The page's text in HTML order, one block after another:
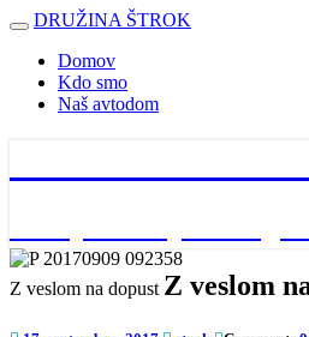
Toggle
navigation
DRUŽINA ŠTROK
Domov
Kdo smo
Naš avtodom
Z veslom na dopust Z veslom